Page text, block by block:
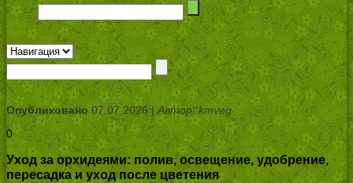
Опубликовано07.07.2026 |Автор: kmveg
0
Уход за орхидеями: полив, освещение, удобрение,
пересадка и уход после цветения